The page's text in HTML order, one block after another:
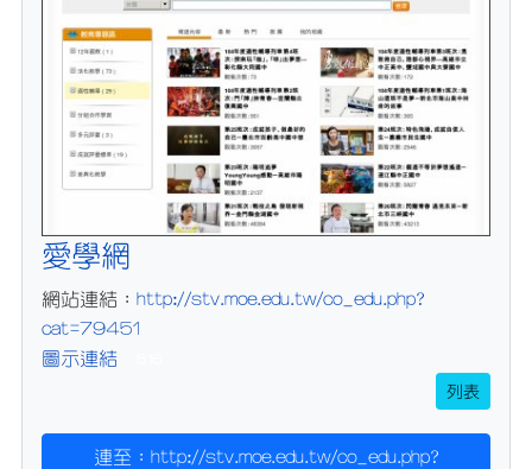
愛學網
網站連結： http://stv.moe.edu.tw/co_edu.php?
cat=79451
圖示連結
列表
連至：http://stv.moe.edu.tw/co_edu.php?